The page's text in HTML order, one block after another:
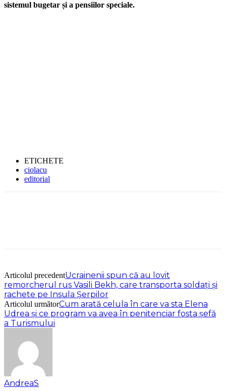
sistemul bugetar și a pensiilor speciale.
ETICHETE
ciolacu
editorial
Articolul precedentUcrainenii spun că au lovit
remorcherul rus Vasili Bekh, care transporta soldați și
rachete pe Insula Șerpilor
Articolul următorCum arată celula în care va sta Elena
Udrea și ce program va avea în penitenciar fosta șefă
a Turismului
AndreaS